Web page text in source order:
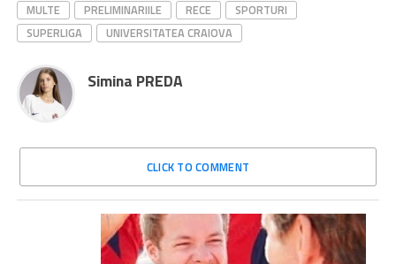
MULTE
PRELIMINARIILE RECE
SPORTURI
SUPERLIGA
UNIVERSITATEA CRAIOVA
Simina PREDA
CLICK TO COMMENT